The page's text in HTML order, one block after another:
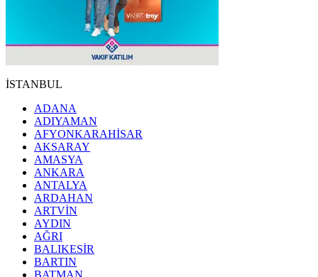
İSTANBUL
ADANA
ADIYAMAN
AFYONKARAHİSAR
AKSARAY
AMASYA
ANKARA
ANTALYA
ARDAHAN
ARTVİN
AYDIN
AĞRI
BALIKESİR
BARTIN
BATMAN